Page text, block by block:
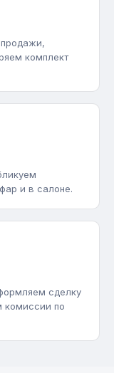
комплект
и в салоне.
сделку
комиссии по